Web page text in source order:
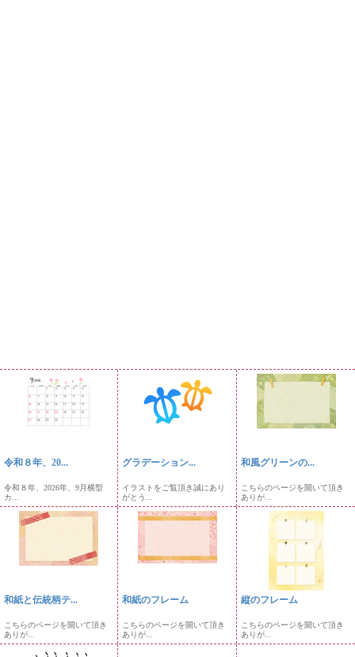
令和８年、20...
令和８年、2026年、9月横型
カ...
グラデーション...
イラストをご覧頂き誠にあり
がとう...
和風グリーンの...
こちらのページを開いて頂き
ありが...
和紙と伝統柄テ...
こちらのページを開いて頂き
ありが...
和紙のフレーム
こちらのページを開いて頂き
ありが...
縦のフレーム
こちらのページを開いて頂き
ありが...